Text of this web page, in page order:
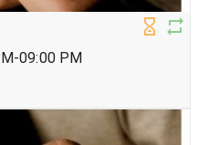
09:00 PM